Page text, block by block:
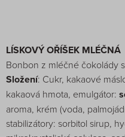
LÍSKOVÝ OŘÍŠEK MLÉČNÁ
Bonbon z mléčné čokolády
Složení: Cukr, kakaové
kakaová hmota, emulgátor:
aroma, krém (voda,
stabilizátory: sorbitol sirup,